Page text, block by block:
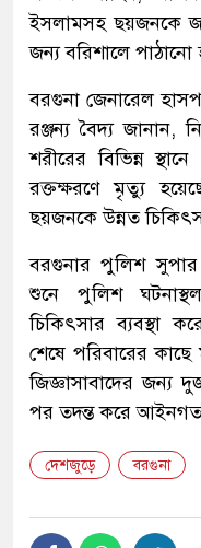
ইসলামসহ ছয়জনকে
জন্য বরিশালে পাঠানো
বরগুনা জেনারেল
রঞ্জন্য বৈদ্য জানান,
শরীরের বিভিন্ন
রক্তক্ষরণে মৃত্যু
ছয়জনকে উন্নত
বরগুনার পুলিশ
শুনে পুলিশ
চিকিৎসার ব্যবস্থা
শেষে পরিবারের কাছে
জিজ্ঞাসাবাদের জন্য
পর তদন্ত করে আইনগত
দেশজুড়ে বরগুনা